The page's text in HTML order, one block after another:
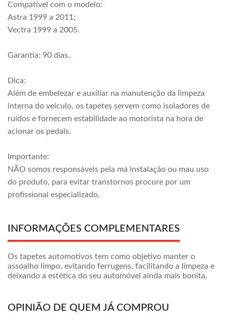
Compatível com o modelo:
Astra 1999 a 2011;
Vectra 1999 a 2005.
Garantia: 90 dias.
Dica:
Além de embelezar e auxiliar na manutenção da limpeza
interna do veículo, os tapetes servem como isoladores de
ruídos e fornecem estabilidade ao motorista na hora de
acionar os pedais.
Importante:
NÃO somos responsáveis pela má instalação ou mau uso
do produto, para evitar transtornos procure por um
profissional especializado.
INFORMAÇÕES COMPLEMENTARES
Os tapetes automotivos tem como objetivo manter o
assoalho limpo, evitando ferrugens, facilitando a limpeza e
deixando a estética do seu automóvel ainda mais bonita.
OPINIÃO DE QUEM JÁ COMPROU